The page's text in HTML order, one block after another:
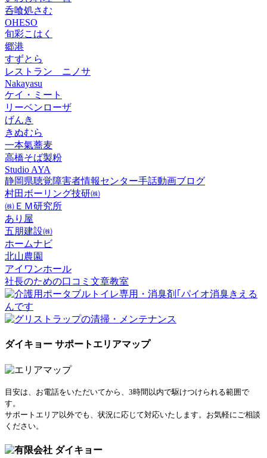
呑喰処さむ
OHESO
旬彩こはく
郷港
すずとら
レストラン ニノサ
Nakayasu
ケイ・ミート
リーベンローザ
げんき
きぬむら
一本氣蕎麦
高橋そば製粉
Studio AYA
静岡県聴覚障害者情報センター手話動画ブログ
村田ボーリング技研㈱
㈱ＥＭ研究所
あり屋
五朋建設㈱
ホームナビ
北山農園
アイワンホール
社長のための口コミ文章教室
ダイキョー サポートエリアマップ
目安は、お電話をいただいてから、3時間以内で駆けつけられる範囲で
す。
サポートエリア以外でも、状況に応じて対応いたします。お気軽にご相談
ください。